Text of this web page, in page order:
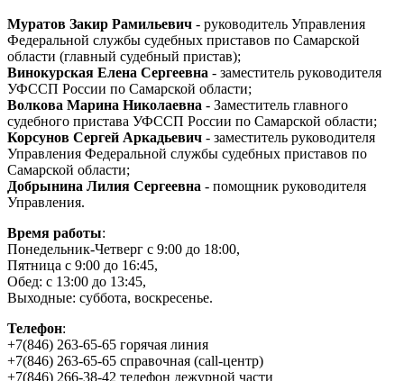
Муратов Закир Рамильевич - руководитель Управления
Федеральной службы судебных приставов по Самарской
области (главный судебный пристав);
Винокурская Елена Сергеевна - заместитель руководителя
УФССП России по Самарской области;
Волкова Марина Николаевна - Заместитель главного
судебного пристава УФССП России по Самарской области;
Корсунов Сергей Аркадьевич - заместитель руководителя
Управления Федеральной службы судебных приставов по
Самарской области;
Добрынина Лилия Сергеевна - помощник руководителя
Управления.
Время работы:
Понедельник-Четверг с 9:00 до 18:00,
Пятница с 9:00 до 16:45,
Обед: с 13:00 до 13:45,
Выходные: суббота, воскресенье.
Телефон:
+7(846) 263-65-65 горячая линия
+7(846) 263-65-65 справочная (call-центр)
+7(846) 266-38-42 телефон дежурной части